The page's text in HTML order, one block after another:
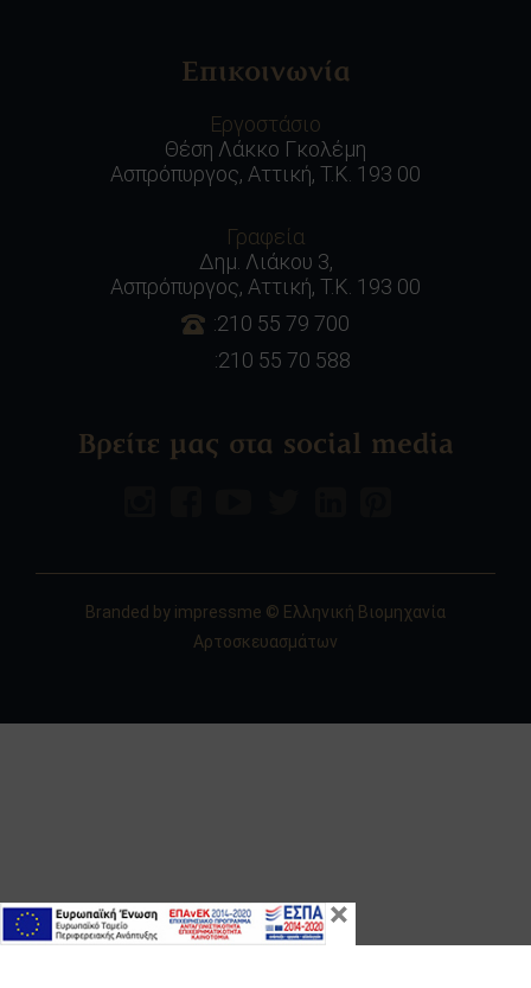
Επικοινωνία
Εργοστάσιο
Θέση Λάκκο Γκολέμη
Ασπρόπυργος, Αττική, Τ.Κ. 193 00
Γραφεία
Δημ. Λιάκου 3,
Ασπρόπυργος, Αττική, Τ.Κ. 193 00
:210 55 79 700
:210 55 70 588
Βρείτε μας στα social media
Branded by impressme © Ελληνική Βιομηχανία
Αρτοσκευασμάτων
×